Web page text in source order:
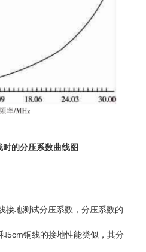
时的分压系数曲线图
接地测试分压系数，分压系数的
5cm铜线的接地性能类似，其分